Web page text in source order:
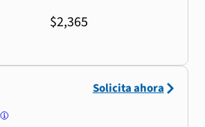
$2,365
Solicita ahora